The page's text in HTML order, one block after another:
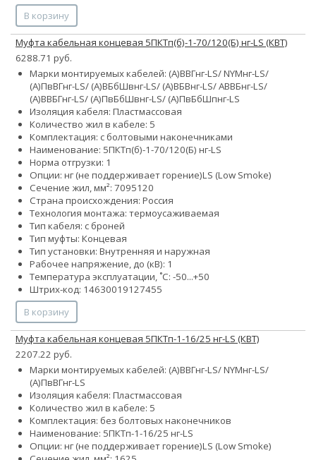
В корзину
Муфта кабельная концевая 5ПКТп(б)-1-70/120(Б) нг-LS (КВТ)
6288.71 руб.
Марки монтируемых кабелей: (А)ВВГнг-LS/ NYMнг-LS/
(А)ПвВГнг-LS/ (А)ВБбШвнг-LS/ (А)ВБВнг-LS/ АВВБнг-LS/
(А)ВВБГнг-LS/ (А)ПвБбШвнг-LS/ (А)ПвБбШпнг-LS
Изоляция кабеля: Пластмассовая
Количество жил в кабеле: 5
Комплектация: с болтовыми наконечниками
Наименование: 5ПКТп(б)-1-70/120(Б) нг-LS
Норма отгрузки: 1
Опции: нг (не поддерживает горение)LS (Low Smoke)
Сечение жил, мм²: 7095120
Страна происхождения: Россия
Технология монтажа: термоусаживаемая
Тип кабеля: с броней
Тип муфты: Концевая
Тип установки: Внутренняя и наружная
Рабочее напряжение, до (кВ): 1
Температура эксплуатации, ˚С: -50...+50
Штрих-код: 14630019127455
В корзину
Муфта кабельная концевая 5ПКТп-1-16/25 нг-LS (КВТ)
2207.22 руб.
Марки монтируемых кабелей: (А)ВВГнг-LS/ NYMнг-LS/
(А)ПвВГнг-LS
Изоляция кабеля: Пластмассовая
Количество жил в кабеле: 5
Комплектация: без болтовых наконечников
Наименование: 5ПКТп-1-16/25 нг-LS
Опции: нг (не поддерживает горение)LS (Low Smoke)